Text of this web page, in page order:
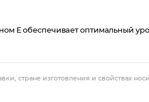
Е обеспечивает оптимальный
стране изготовления и свойствах